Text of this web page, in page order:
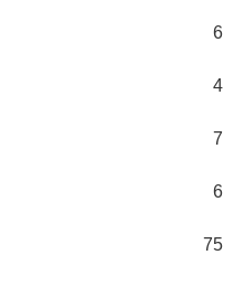
6
4
7
6
75